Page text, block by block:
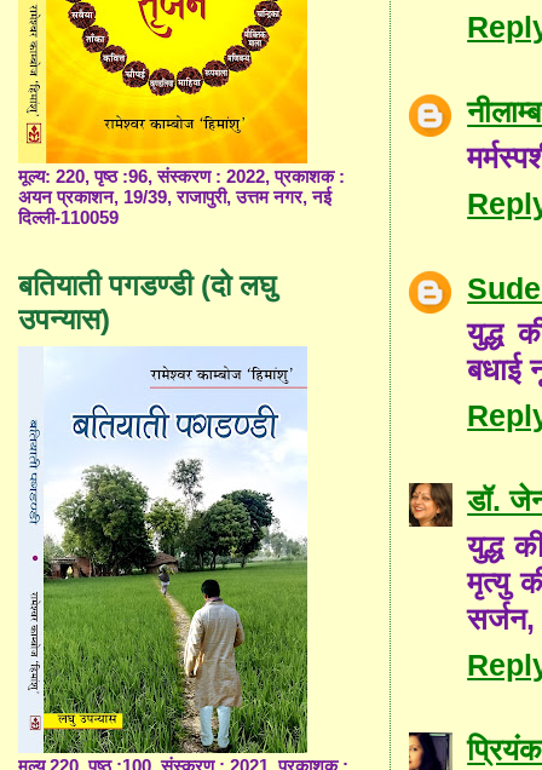
युद्ध
बधाई
डॉ.
युद्ध
मृत्यु
मूल्य: 220, पृष्ठ :96, संस्करण : 2022, प्रकाशक :
अयन प्रकाशन, 19/39, राजापुरी, उत्तम नगर, नई
दिल्ली-110059
बतियाती पगडण्डी (दो लघु
उपन्यास)